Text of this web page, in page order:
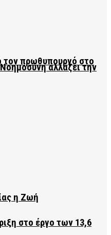
αλλάζει την
στο έργο των 13,6
πρωθυπουργό στο
η Ζωή